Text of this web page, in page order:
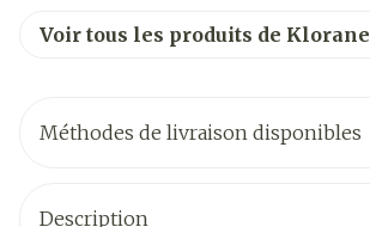
Voir tous les produits de Klorane
Méthodes de livraison disponibles
Description